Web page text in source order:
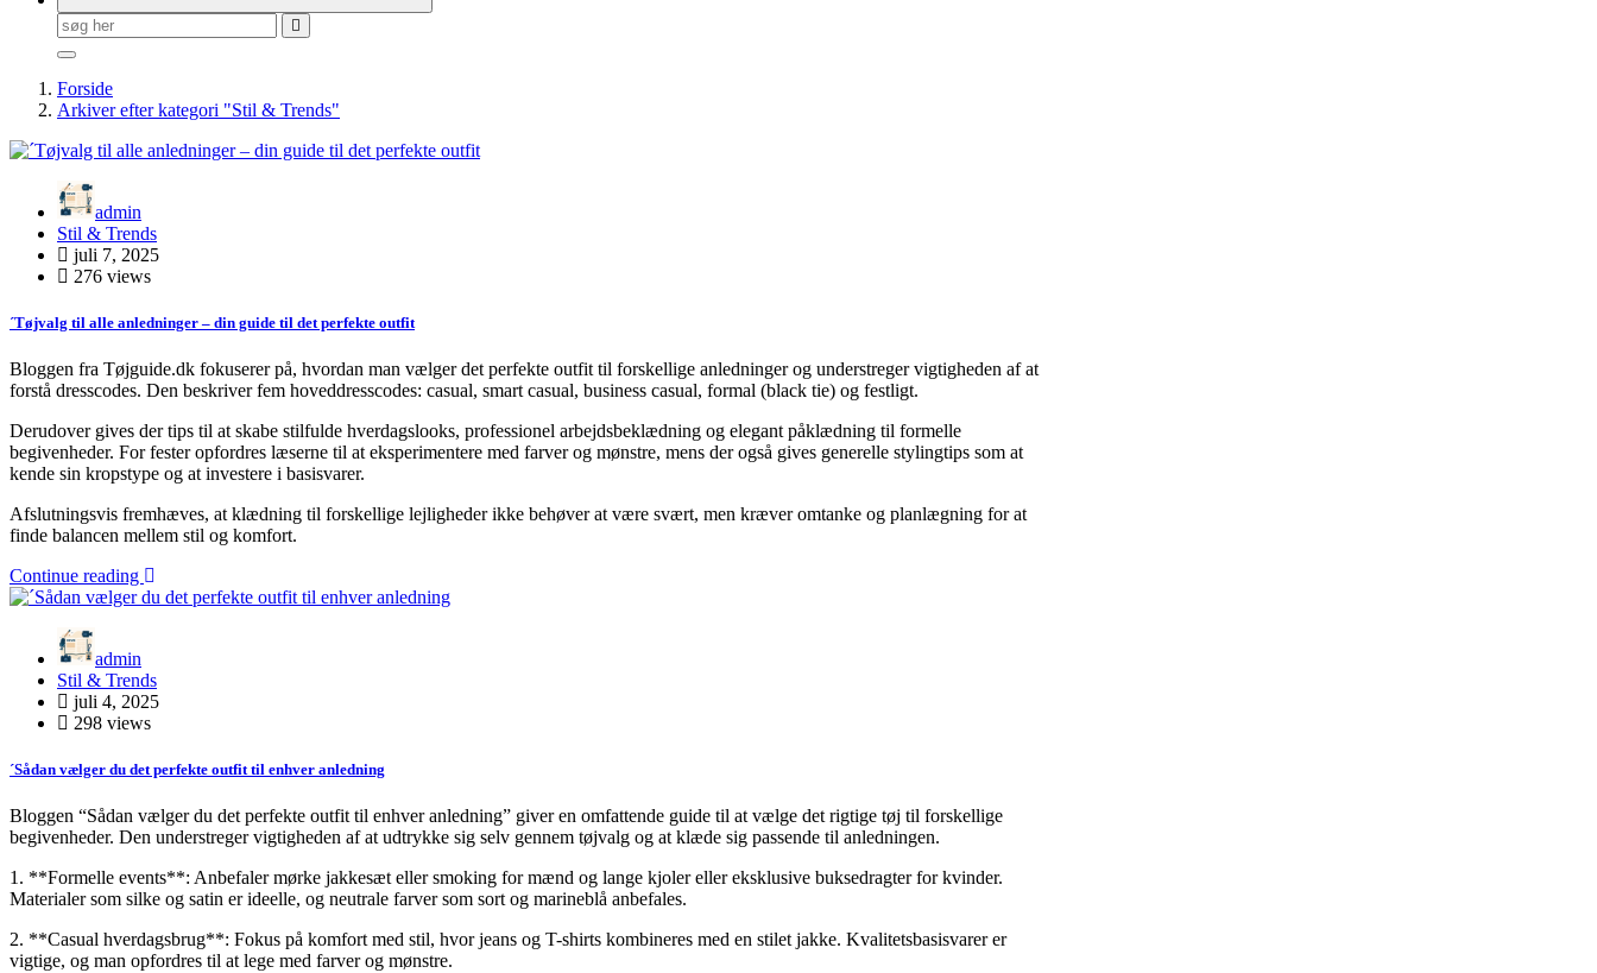
Søg
efter:
Forside
Arkiver efter kategori "Stil & Trends"
admin
Stil & Trends
juli 7, 2025
276 views
´Tøjvalg til alle anledninger – din guide til det perfekte outfit
Bloggen fra Tøjguide.dk fokuserer på, hvordan man vælger det perfekte outfit til forskellige anledninger og understreger vigtigheden af at
forstå dresscodes. Den beskriver fem hoveddresscodes: casual, smart casual, business casual, formal (black tie) og festligt.
Derudover gives der tips til at skabe stilfulde hverdagslooks, professionel arbejdsbeklædning og elegant påklædning til formelle
begivenheder. For fester opfordres læserne til at eksperimentere med farver og mønstre, mens der også gives generelle stylingtips som at
kende sin kropstype og at investere i basisvarer.
Afslutningsvis fremhæves, at klædning til forskellige lejligheder ikke behøver at være svært, men kræver omtanke og planlægning for at
finde balancen mellem stil og komfort.
Continue reading
admin
Stil & Trends
juli 4, 2025
298 views
´Sådan vælger du det perfekte outfit til enhver anledning
Bloggen “Sådan vælger du det perfekte outfit til enhver anledning” giver en omfattende guide til at vælge det rigtige tøj til forskellige
begivenheder. Den understreger vigtigheden af at udtrykke sig selv gennem tøjvalg og at klæde sig passende til anledningen.
1. **Formelle events**: Anbefaler mørke jakkesæt eller smoking for mænd og lange kjoler eller eksklusive buksedragter for kvinder.
Materialer som silke og satin er ideelle, og neutrale farver som sort og marineblå anbefales.
2. **Casual hverdagsbrug**: Fokus på komfort med stil, hvor jeans og T-shirts kombineres med en stilet jakke. Kvalitetsbasisvarer er
vigtige, og man opfordres til at lege med farver og mønstre.